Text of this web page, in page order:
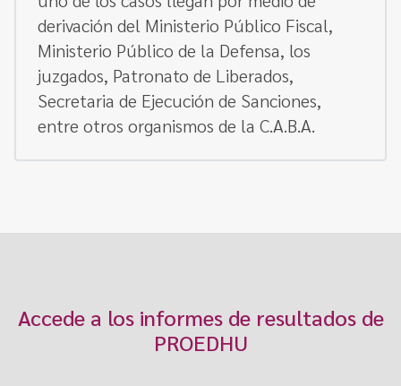
derivación del Ministerio Público Fiscal,
Ministerio Público de la Defensa, los
juzgados, Patronato de Liberados,
Secretaria de Ejecución de Sanciones,
entre otros organismos de la C.A.B.A.
Accede a los informes de resultados de
PROEDHU